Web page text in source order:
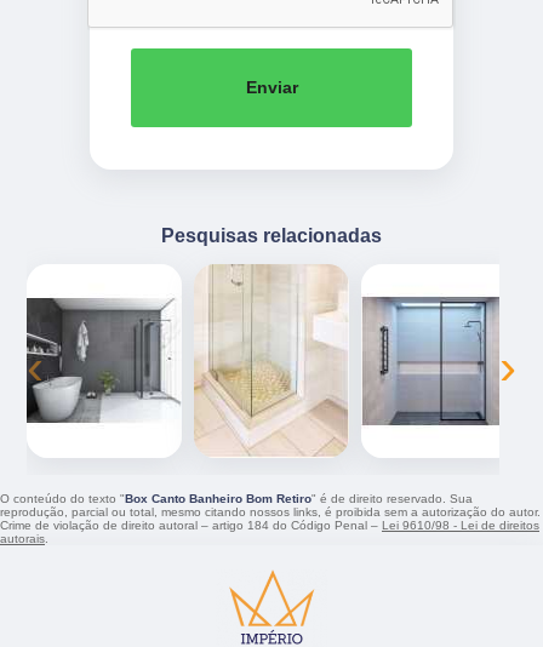
Enviar
Pesquisas relacionadas
‹ ›
O conteúdo do texto "Box Canto Banheiro Bom Retiro" é de direito reservado. Sua
reprodução, parcial ou total, mesmo citando nossos links, é proibida sem a autorização do autor.
Crime de violação de direito autoral – artigo 184 do Código Penal – Lei 9610/98 - Lei de direitos
autorais